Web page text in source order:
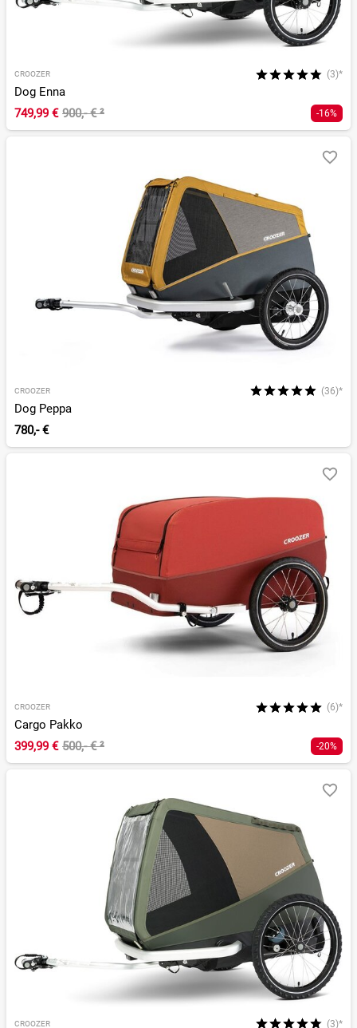
CROOZER (3)*
Dog Enna
749,99 € 900,- €² -16%
CROOZER (36)*
Dog Peppa
780,- €
CROOZER (6)*
Cargo Pakko
399,99 € 500,- €² -20%
CROOZER (3)*